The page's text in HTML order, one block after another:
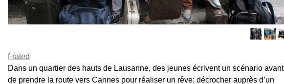
f-rated
Dans un quartier des hauts de Lausanne, des jeunes écrivent un scénario avant
de prendre la route vers Cannes pour réaliser un rêve: décrocher auprès d’un